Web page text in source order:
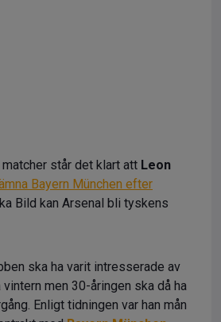
står det klart att Leon
Bayern München efter
Bild kan Arsenal bli tyskens
ska ha varit intresserade av
men 30-åringen ska då ha
Enligt tidningen var han mån